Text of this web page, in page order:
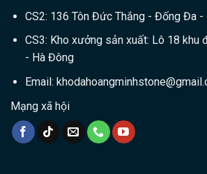
CS2: 136 Tôn Đức Thắng - Đống Đa -
CS3: Kho xưởng sản xuất: Lô 18 khu
- Hà Đông
Email:
Mạng xã hội